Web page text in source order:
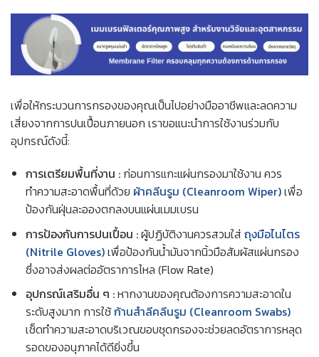
เพื่อให้กระบวนการกรองของคุณเป็นไปอย่างมืออาชีพและลดความ
เสี่ยงจากการปนเปื้อนภายนอก เราขอแนะนำการใช้งานร่วมกับ
อุปกรณ์ดังนี้:
การเตรียมพื้นที่งาน : ก่อนการแกะแผ่นกรองมาใช้งาน ควร
ทำความสะอาดพื้นที่ด้วย ผ้าคลีนรูม (Cleanroom Wiper)เพื่อ
ป้องกันฝุ่นละอองตกลงบนแผ่นเมมเบรน
การป้องกันการปนเปื้อน :ผู้ปฏิบัติงานควรสวมใส่ ถุงมือไนไตร
(Nitrile Gloves)เพื่อป้องกันน้ำมันจากนิ้วมือสัมผัสแผ่นกรอง
ซึ่งอาจส่งผลต่ออัตราการไหล (Flow Rate)
อุปกรณ์เสริมอื่น ๆ :หากงานของคุณต้องการความสะอาดใน
ระดับสูงมาก การใช้ก้านสำลีคลีนรูม (Cleanroom Swabs)
เช็ดทำความสะอาดบริเวณขอบชุดกรองจะช่วยลดอัตราการหลุด
รอดของอนุภาคได้ดียิ่งขึ้น